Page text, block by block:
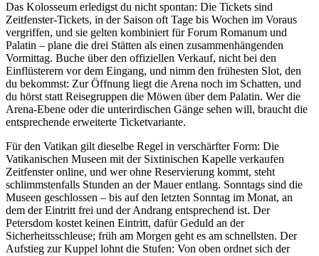
Das Kolosseum erledigst du nicht spontan: Die Tickets sind
Zeitfenster-Tickets, in der Saison oft Tage bis Wochen im Voraus
vergriffen, und sie gelten kombiniert für Forum Romanum und
Palatin – plane die drei Stätten als einen zusammenhängenden
Vormittag. Buche über den offiziellen Verkauf, nicht bei den
Einflüsterern vor dem Eingang, und nimm den frühesten Slot, den
du bekommst: Zur Öffnung liegt die Arena noch im Schatten, und
du hörst statt Reisegruppen die Möwen über dem Palatin. Wer die
Arena-Ebene oder die unterirdischen Gänge sehen will, braucht die
entsprechende erweiterte Ticketvariante.
Für den Vatikan gilt dieselbe Regel in verschärfter Form: Die
Vatikanischen Museen mit der Sixtinischen Kapelle verkaufen
Zeitfenster online, und wer ohne Reservierung kommt, steht
schlimmstenfalls Stunden an der Mauer entlang. Sonntags sind die
Museen geschlossen – bis auf den letzten Sonntag im Monat, an
dem der Eintritt frei und der Andrang entsprechend ist. Der
Petersdom kostet keinen Eintritt, dafür Geduld an der
Sicherheitsschleuse; früh am Morgen geht es am schnellsten. Der
Aufstieg zur Kuppel lohnt die Stufen: Von oben ordnet sich der